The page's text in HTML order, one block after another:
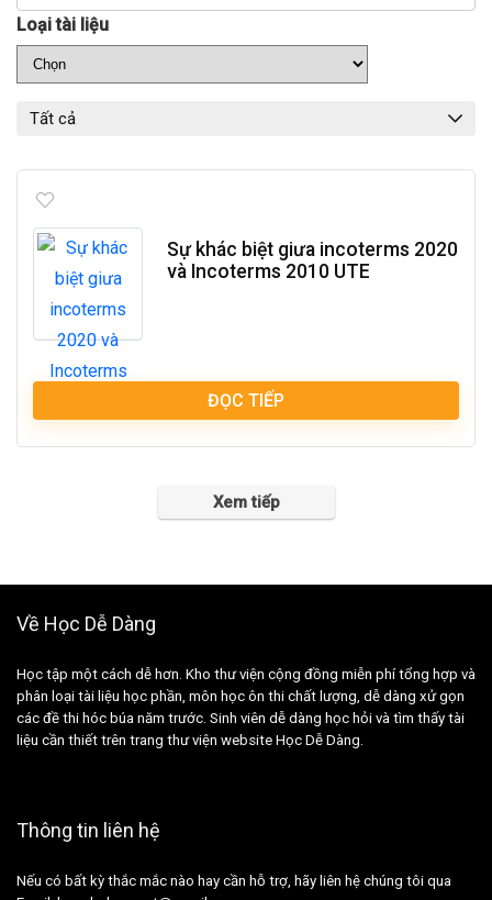
Loại tài liệu
Tất cả
Sự khác biệt giưa incoterms 2020
và Incoterms 2010 UTE
ĐỌC TIẾP
Xem tiếp
Về Học Dễ Dàng
Học tập một cách dễ hơn. Kho thư viện cộng đồng miễn phí tổng hợp và
phân loại tài liệu học phần, môn học ôn thi chất lượng, dễ dàng xử gọn
các đề thi hóc búa năm trước. Sinh viên dễ dàng học hỏi và tìm thấy tài
liệu cần thiết trên trang thư viện website Học Dễ Dàng.
Thông tin liên hệ
Nếu có bất kỳ thắc mắc nào hay cần hỗ trợ, hãy liên hệ chúng tôi qua